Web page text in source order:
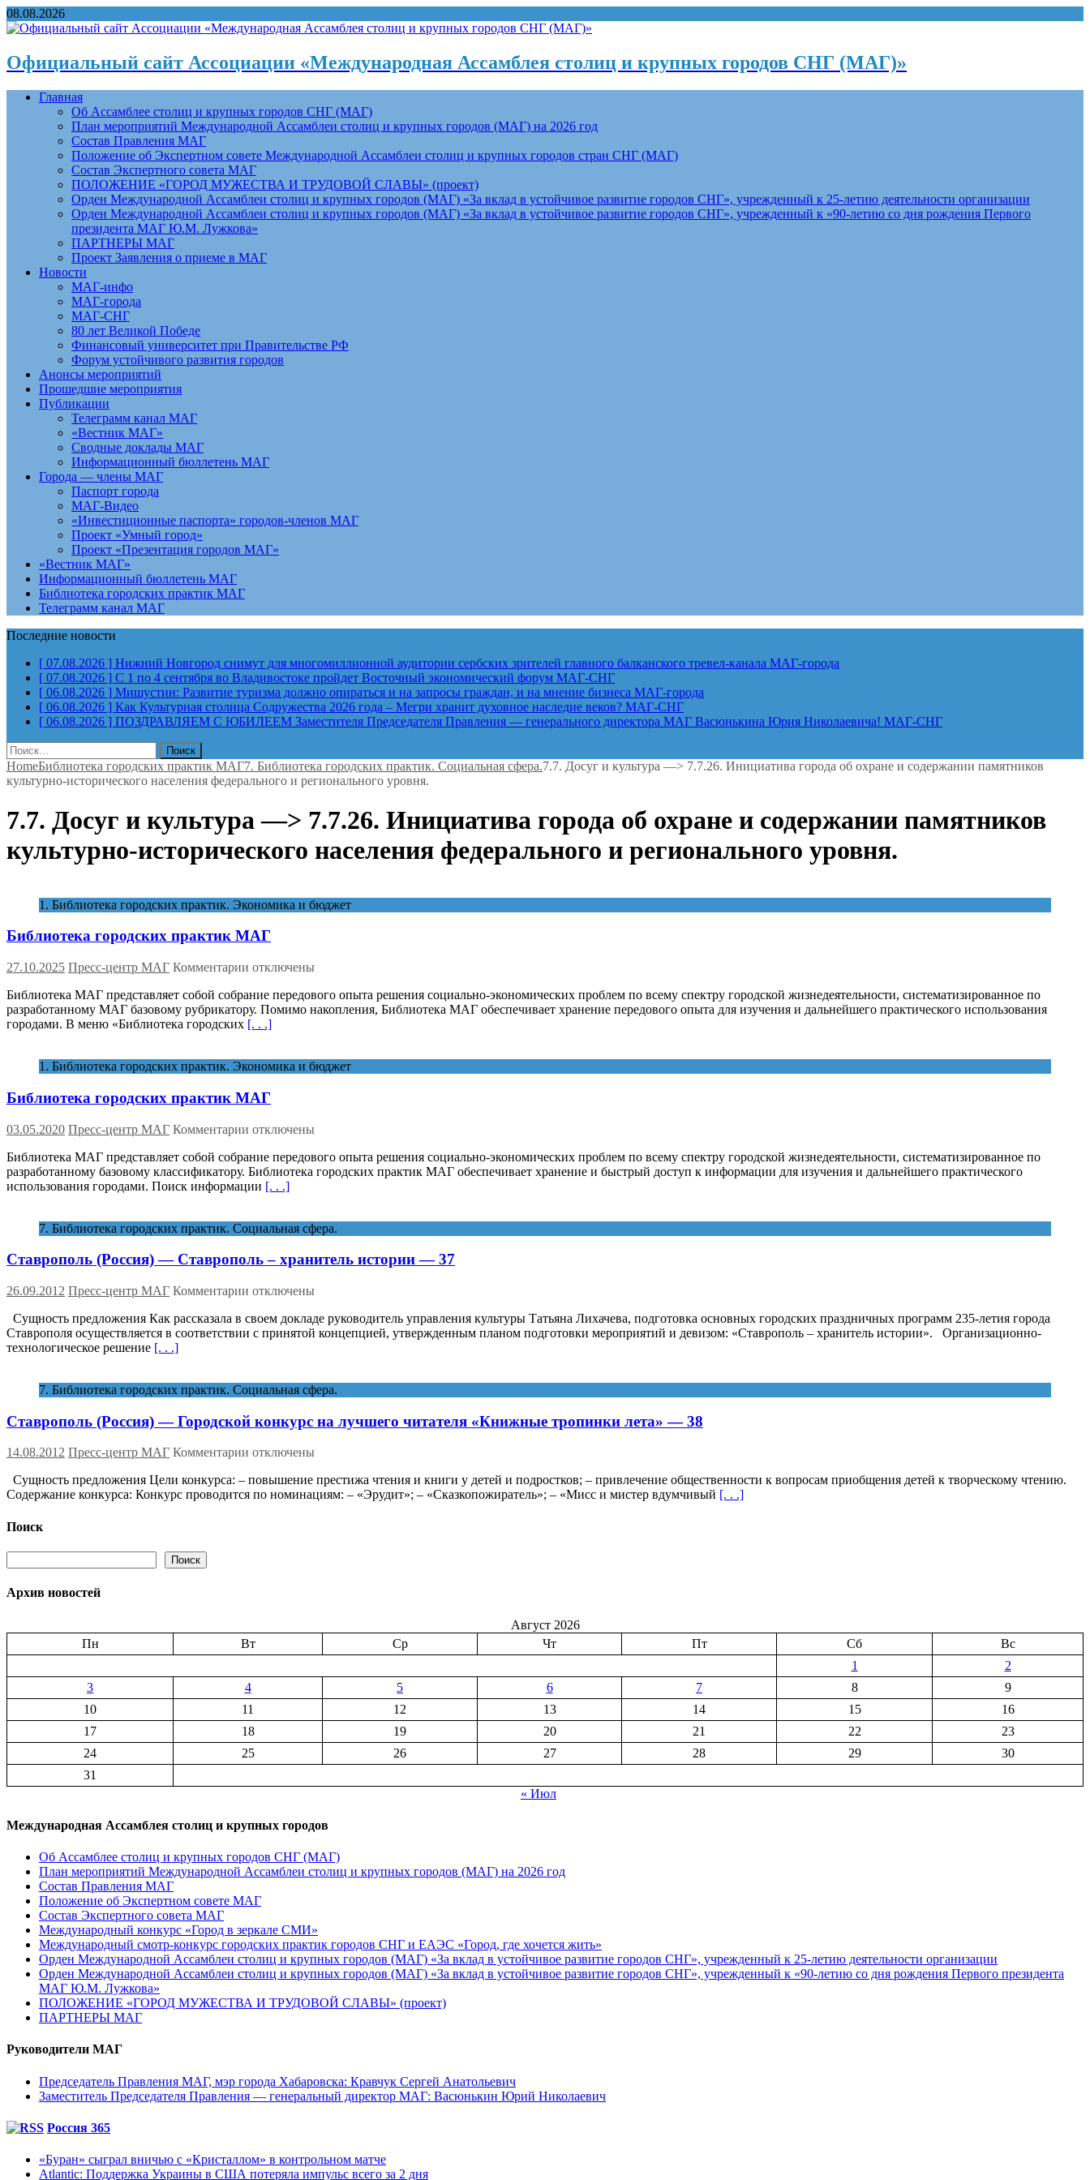
08.08.2026
Официальный сайт Ассоциации «Международная Ассамблея столиц и крупных городов СНГ (МАГ)»
Главная
Об Ассамблее столиц и крупных городов СНГ (МАГ)
План мероприятий Международной Ассамблеи столиц и крупных городов (МАГ) на 2026 год
Состав Правления МАГ
Положение об Экспертном совете Международной Ассамблеи столиц и крупных городов стран СНГ (МАГ)
Состав Экспертного совета МАГ
ПОЛОЖЕНИЕ «ГОРОД МУЖЕСТВА И ТРУДОВОЙ СЛАВЫ» (проект)
Орден Международной Ассамблеи столиц и крупных городов (МАГ) «За вклад в устойчивое развитие городов СНГ», учрежденный к 25-летию деятельности организации
Орден Международной Ассамблеи столиц и крупных городов (МАГ) «За вклад в устойчивое развитие городов СНГ», учрежденный к «90-летию со дня рождения Первого
президента МАГ Ю.М. Лужкова»
ПАРТНЕРЫ МАГ
Проект Заявления о приеме в МАГ
Новости
МАГ-инфо
МАГ-города
МАГ-СНГ
80 лет Великой Победе
Финансовый университет при Правительстве РФ
Форум устойчивого развития городов
Анонсы мероприятий
Прошедшие мероприятия
Публикации
Телеграмм канал МАГ
«Вестник МАГ»
Сводные доклады МАГ
Информационный бюллетень МАГ
Города — члены МАГ
Паспорт города
МАГ-Видео
«Инвестиционные паспорта» городов-членов МАГ
Проект «Умный город»
Проект «Презентация городов МАГ»
«Вестник МАГ»
Информационный бюллетень МАГ
Библиотека городских практик МАГ
Телеграмм канал МАГ
Последние новости
[ 07.08.2026 ] Нижний Новгород снимут для многомиллионной аудитории сербских зрителей главного балканского тревел-канала МАГ-города
[ 07.08.2026 ] С 1 по 4 сентября во Владивостоке пройдет Восточный экономический форум МАГ-СНГ
[ 06.08.2026 ] Мишустин: Развитие туризма должно опираться и на запросы граждан, и на мнение бизнеса МАГ-города
[ 06.08.2026 ] Как Культурная столица Содружества 2026 года – Мегри хранит духовное наследие веков? МАГ-СНГ
[ 06.08.2026 ] ПОЗДРАВЛЯЕМ С ЮБИЛЕЕМ Заместителя Председателя Правления — генерального директора МАГ Васюнькина Юрия Николаевича! МАГ-СНГ
Найти:
HomeБиблиотека городских практик МАГ7. Библиотека городских практик. Социальная сфера.7.7. Досуг и культура —> 7.7.26. Инициатива города об охране и содержании памятников
культурно-исторического населения федерального и регионального уровня.
7.7. Досуг и культура —> 7.7.26. Инициатива города об охране и содержании памятников
культурно-исторического населения федерального и регионального уровня.
1. Библиотека городских практик. Экономика и бюджет
Библиотека городских практик МАГ
27.10.2025 Пресс-центр МАГ Комментарии к
Библиотека
городских
практик
отключены
Библиотека МАГ представляет собой собрание передового опыта решения социально-экономических проблем по всему спектру городской жизнедеятельности, систематизированное по
разработанному МАГ базовому рубрикатору. Помимо накопления, Библиотека МАГ обеспечивает хранение передового опыта для изучения и дальнейшего практического использования
городами. В меню «Библиотека городских [. . .]
1. Библиотека городских практик. Экономика и бюджет
Библиотека городских практик МАГ
03.05.2020 Пресс-центр МАГ Комментарии к
Библиотека
городских
практик
отключены
Библиотека МАГ представляет собой собрание передового опыта решения социально-экономических проблем по всему спектру городской жизнедеятельности, систематизированное по
разработанному базовому классификатору. Библиотека городских практик МАГ обеспечивает хранение и быстрый доступ к информации для изучения и дальнейшего практического
использования городами. Поиск информации [. . .]
7. Библиотека городских практик. Социальная сфера.
Ставрополь (Россия) — Ставрополь – хранитель истории — 37
26.09.2012 Пресс-центр МАГ Комментарии к
Ставрополь
(Россия)
хранитель
—
отключены
Сущность предложения Как рассказала в своем докладе руководитель управления культуры Татьяна Лихачева, подготовка основных городских праздничных программ 235-летия города
Ставрополя осуществляется в соответствии с принятой концепцией, утвержденным планом подготовки мероприятий и девизом: «Ставрополь – хранитель истории». Организационно-
технологическое решение [. . .]
7. Библиотека городских практик. Социальная сфера.
Ставрополь (Россия) — Городской конкурс на лучшего читателя «Книжные тропинки лета» — 38
14.08.2012 Пресс-центр МАГ Комментарии к
Ставрополь
(Россия)
—
38
отключены
Сущность предложения Цели конкурса: – повышение престижа чтения и книги у детей и подростков; – привлечение общественности к вопросам приобщения детей к творческому чтению.
Содержание конкурса: Конкурс проводится по номинациям: – «Эрудит»; – «Сказкопожиратель»; – «Мисс и мистер вдумчивый [. . .]
Поиск
Поиск
Архив новостей
Август 2026
Пн
Вт Ср Чт Пт Сб
Вс
1
2
3
4 5 6 7 8
9
10
11 12 13 14 15
16
17
18 19 20 21 22
23
24
25 26 27 28 29
30
31
« Июл
Международная Ассамблея столиц и крупных городов
Об Ассамблее столиц и крупных городов СНГ (МАГ)
План мероприятий Международной Ассамблеи столиц и крупных городов (МАГ) на 2026 год
Состав Правления МАГ
Положение об Экспертном совете МАГ
Состав Экспертного совета МАГ
Международный конкурс «Город в зеркале СМИ»
Международный смотр-конкурс городских практик городов СНГ и ЕАЭС «Город, где хочется жить»
Орден Международной Ассамблеи столиц и крупных городов (МАГ) «За вклад в устойчивое развитие городов СНГ», учрежденный к 25-летию деятельности организации
Орден Международной Ассамблеи столиц и крупных городов (МАГ) «За вклад в устойчивое развитие городов СНГ», учрежденный к «90-летию со дня рождения Первого президента
МАГ Ю.М. Лужкова»
ПОЛОЖЕНИЕ «ГОРОД МУЖЕСТВА И ТРУДОВОЙ СЛАВЫ» (проект)
ПАРТНЕРЫ МАГ
Руководители МАГ
Председатель Правления МАГ, мэр города Хабаровска: Кравчук Сергей Анатольевич
Заместитель Председателя Правления — генеральный директор МАГ: Васюнькин Юрий Николаевич
Россия 365
«Буран» сыграл вничью с «Кристаллом» в контрольном матче
Atlantic: Поддержка Украины в США потеряла импульс всего за 2 дня